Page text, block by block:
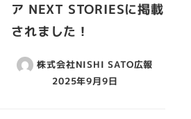
ア NEXT STORIESに掲載
されました！
株式会社NISHI SATO広報
2025年9月9日